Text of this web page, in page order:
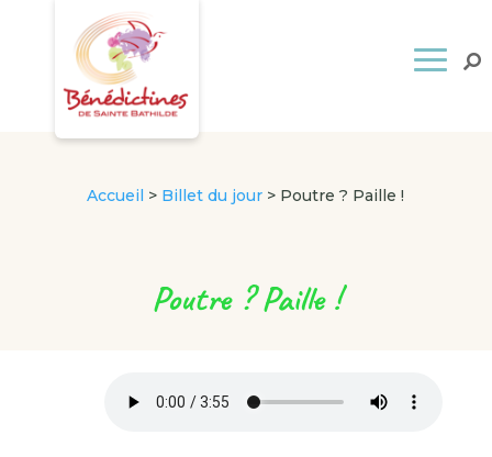
Accueil > Billet du jour > Poutre ? Paille !
Poutre ? Paille !